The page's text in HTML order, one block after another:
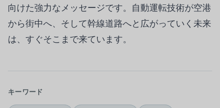
向けた強力なメッセージです。自動運転技術が空港
から街中へ、そして幹線道路へと広がっていく未来
は、すぐそこまで来ています。
キーワード